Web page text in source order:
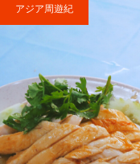
アジア周遊紀